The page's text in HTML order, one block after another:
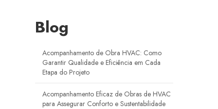
Blog
Acompanhamento de Obra HVAC: Como
Garantir Qualidade e Eficiência em Cada
Etapa do Projeto
Acompanhamento Eficaz de Obras de HVAC
para Assegurar Conforto e Sustentabilidade